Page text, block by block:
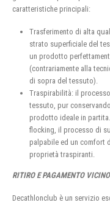
caratteristiche principali:
Trasferimento di alta
strato superficiale del
un prodotto
(contrariamente alla
di sopra del tessuto).
Traspirabilità: il
tessuto, pur
prodotto ideale in
flocking, il processo di
palpabile ed un comfort
proprietà traspiranti.
RITIRO E PAGAMENTO
Decathlonclub è un servizio